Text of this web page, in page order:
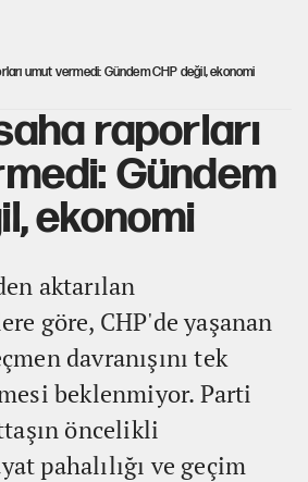
umut vermedi: Gündem CHP değil, ekonomi
raporları
Gündem
ekonomi
aktarılan
göre, CHP'de yaşanan
davranışını tek
beklenmiyor. Parti
öncelikli
pahalılığı ve geçim